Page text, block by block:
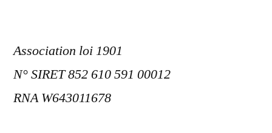
Association loi 1901
N° SIRET 852 610 591 00012
RNA W643011678